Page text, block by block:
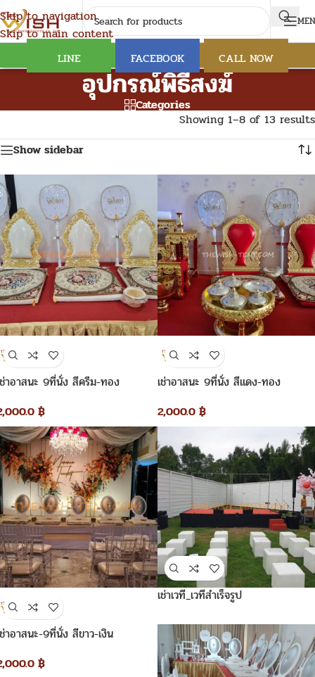
Skip to navigation
Skip to main content
LINE FACEBOOK CALL NOW
อุปกรณ์พิธีสงฆ์
Categories
Showing 1–8 of 13 results
Show sidebar
าอาสนะ 9ที่นั่ง สีครีม-ทอง
฿
เช่าอาสนะ 9ที่นั่ง สีแดง-ทอง
2,000.0 ฿
าอาสนะ-9ที่นั่ง สีขาว-เงิน
฿
เช่าเวที_เวทีสำเร็จรูป